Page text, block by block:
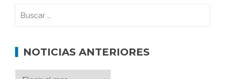
NOTICIAS ANTERIORES